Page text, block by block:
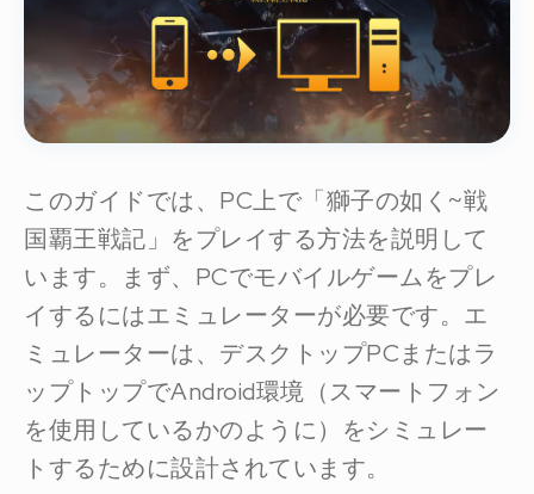
このガイドでは、PC上で「獅子の如く~戦
国覇王戦記」をプレイする方法を説明して
います。まず、PCでモバイルゲームをプレ
イするにはエミュレーターが必要です。エ
ミュレーターは、デスクトップPCまたはラ
ップトップでAndroid環境（スマートフォン
を使用しているかのように）をシミュレー
トするために設計されています。